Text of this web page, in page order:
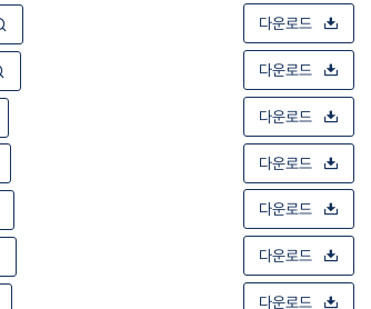
다운로드
다운로드
다운로드
다운로드
다운로드
다운로드
다운로드